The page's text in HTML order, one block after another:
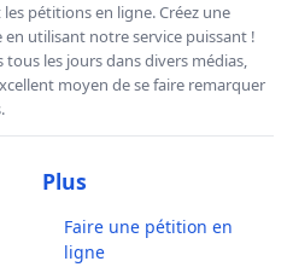
pétitions en ligne. Créez une
utilisant notre service puissant !
les jours dans divers médias,
moyen de se faire remarquer
Plus
Faire une pétition en
ligne